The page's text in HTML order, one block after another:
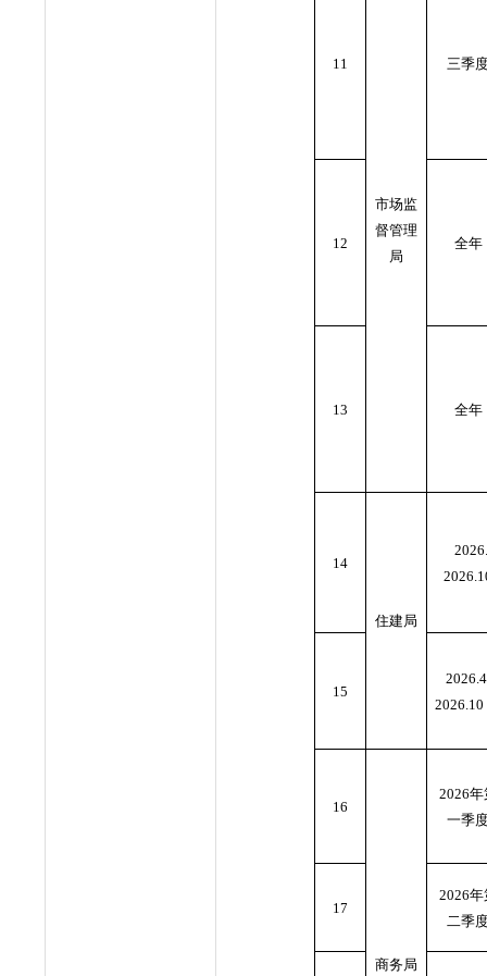
11
市场监
督管理
局
三季
12 全年
13 全年
14
住建局
15
2026.10
16
商务局
2026年
一季
17
2026年
二季